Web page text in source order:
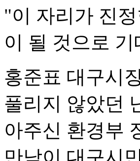
"이 자리가 진
이 될 것으로
홍준표 대구시
풀리지 않았던
아주신 환경부